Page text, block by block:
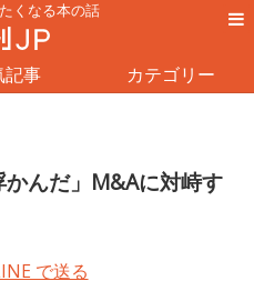
くなる本の話
記事 カテゴリー
かんだ」M&Aに対峙す